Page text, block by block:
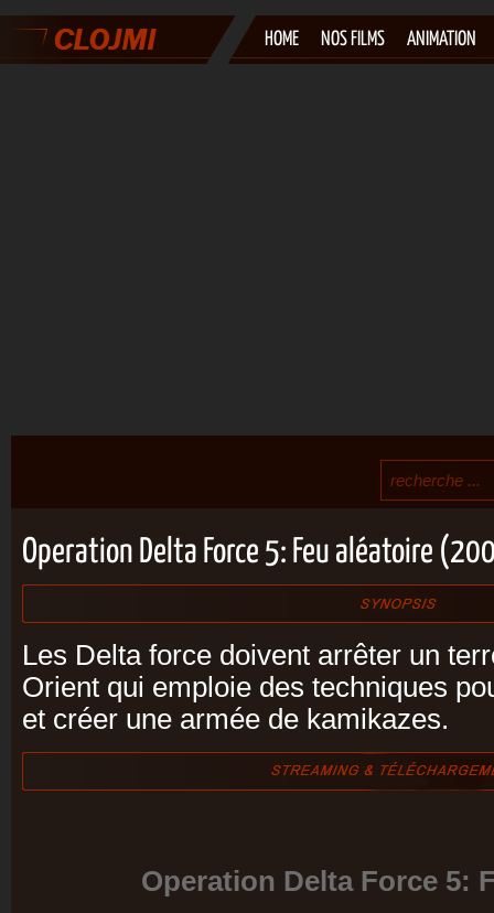
HOME NOS FILMS ANIMATION
Operation Delta Force 5: Feu aléatoire
Les Delta force doivent arrêter un
Orient qui emploie des techniques
et créer une armée de kamikazes.
Operation Delta Force 5: